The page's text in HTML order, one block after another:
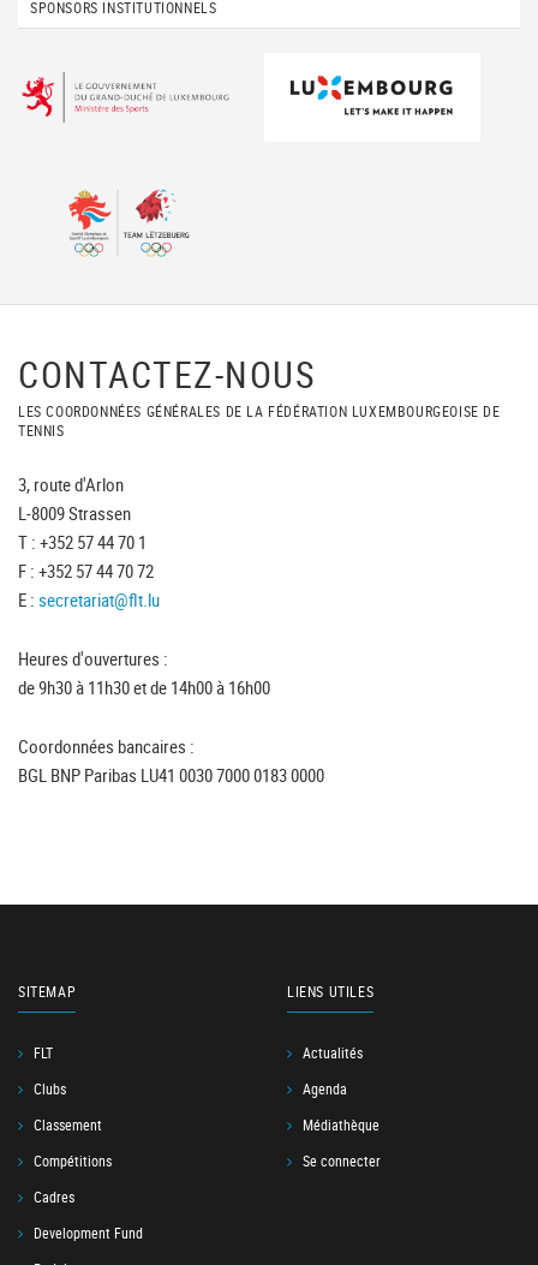
SPONSORS INSTITUTIONNELS
CONTACTEZ-NOUS
LES COORDONNÉES GÉNÉRALES DE LA FÉDÉRATION LUXEMBOURGEOISE DE
TENNIS
3, route d'Arlon
L-8009 Strassen
T : +352 57 44 70 1
F : +352 57 44 70 72
E : secretariat@flt.lu
Heures d'ouvertures :
de 9h30 à 11h30 et de 14h00 à 16h00
Coordonnées bancaires :
BGL BNP Paribas LU41 0030 7000 0183 0000
SITEMAP
FLT
Clubs
Classement
Compétitions
Cadres
Development Fund
LIENS UTILES
Actualités
Agenda
Médiathèque
Se connecter